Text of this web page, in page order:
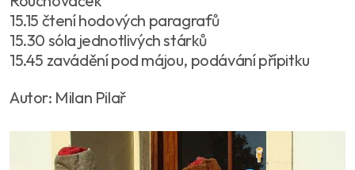
15.15 čtení hodových paragrafů
15.30 sóla jednotlivých stárků
15.45 zavádění pod májou, podávání přípitku
Autor: Milan Pilař